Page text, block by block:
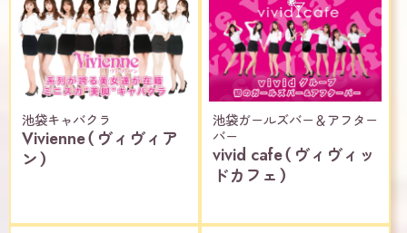
池袋キャバクラ
Vivienne（ヴィヴィア
ン）
池袋ガールズバー＆アフター
バー
vivid cafe（ヴィヴィッ
ドカフェ）